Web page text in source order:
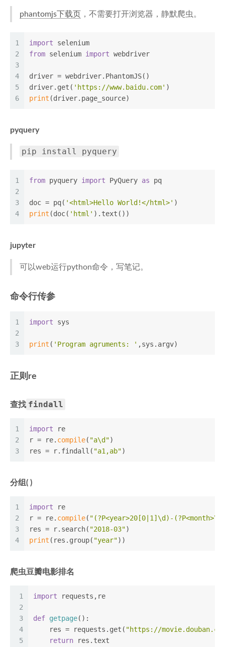
phantomjs下载页 ，不需要打开浏览器，静默爬虫。
1
2
3
4
5
6
import selenium
from selenium import webdriver
driver = webdriver.PhantomJS()
driver.get( 'https://www.baidu.com' )
print (driver.page_source)
pyquery
pip install pyquery
1
2
3
4
from pyquery import PyQuery as pq
doc = pq( '<html>Hello World!</html>' )
print (doc( 'html' ).text())
jupyter
可以web运行python命令，写笔记。
命令行传参
1
2
3
import sys
print ( 'Program agruments: ' ,sys.argv)
正则re
查找 findall
1
2
3
import re
r = re. compile( "a\d")
res = r.findall( "a1,ab")
分组( )
1
2
3
4
import re
r = re. compile( "(?P<year>20[0|1]\d)-
res = r.search( "2018-03")
print (res.group( "year"))
爬虫豆瓣电影排名
1
2
3
4
5
import requests,re
def getpage():
    res = requests.get(
"https://
return res.text